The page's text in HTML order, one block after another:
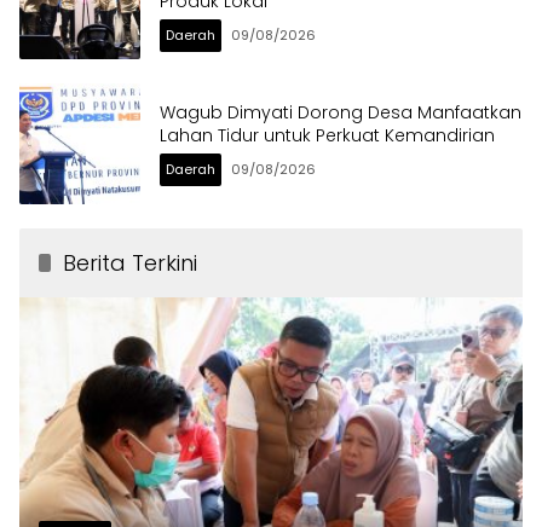
Daerah 09/08/2026
Wagub Dimyati Dorong Desa Manfaatkan
Lahan Tidur untuk Perkuat Kemandirian
Daerah 09/08/2026
Berita Terkini